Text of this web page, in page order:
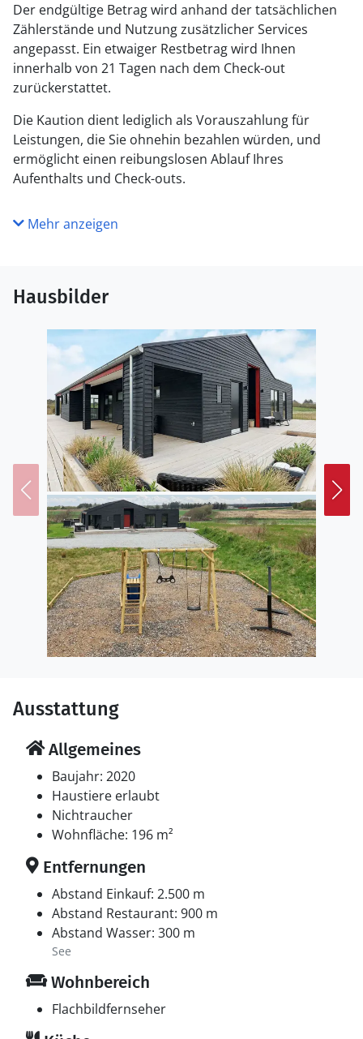
Der endgültige Betrag wird anhand der tatsächlichen
Zählerstände und Nutzung zusätzlicher Services
angepasst. Ein etwaiger Restbetrag wird Ihnen
innerhalb von 21 Tagen nach dem Check-out
zurückerstattet.
Die Kaution dient lediglich als Vorauszahlung für
Leistungen, die Sie ohnehin bezahlen würden, und
ermöglicht einen reibungslosen Ablauf Ihres
Aufenthalts und Check-outs.
Mehr anzeigen
Hausbilder
Ausstattung
Allgemeines
Baujahr: 2020
Haustiere erlaubt
Nichtraucher
Wohnfläche: 196 m²
Entfernungen
Abstand Einkauf: 2.500 m
Abstand Restaurant: 900 m
Abstand Wasser: 300 m
See
Wohnbereich
Flachbildfernseher